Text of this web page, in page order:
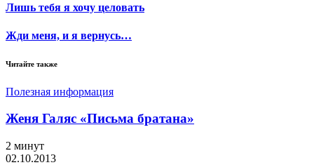
Лишь тебя я хочу целовать
Жди меня, и я вернусь…
Читайте также
Полезная информация
Женя Галяс «Письма братана»
2 минут
02.10.2013